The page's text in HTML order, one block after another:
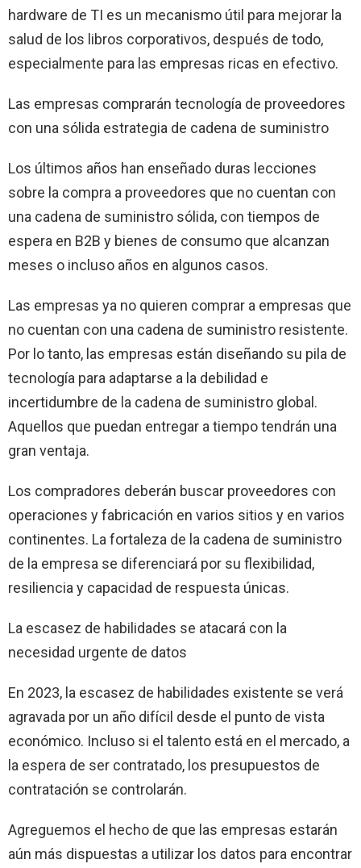
hardware de TI es un mecanismo útil para mejorar la
salud de los libros corporativos, después de todo,
especialmente para las empresas ricas en efectivo.
Las empresas comprarán tecnología de proveedores
con una sólida estrategia de cadena de suministro
Los últimos años han enseñado duras lecciones
sobre la compra a proveedores que no cuentan con
una cadena de suministro sólida, con tiempos de
espera en B2B y bienes de consumo que alcanzan
meses o incluso años en algunos casos.
Las empresas ya no quieren comprar a empresas que
no cuentan con una cadena de suministro resistente.
Por lo tanto, las empresas están diseñando su pila de
tecnología para adaptarse a la debilidad e
incertidumbre de la cadena de suministro global.
Aquellos que puedan entregar a tiempo tendrán una
gran ventaja.
Los compradores deberán buscar proveedores con
operaciones y fabricación en varios sitios y en varios
continentes. La fortaleza de la cadena de suministro
de la empresa se diferenciará por su flexibilidad,
resiliencia y capacidad de respuesta únicas.
La escasez de habilidades se atacará con la
necesidad urgente de datos
En 2023, la escasez de habilidades existente se verá
agravada por un año difícil desde el punto de vista
económico. Incluso si el talento está en el mercado, a
la espera de ser contratado, los presupuestos de
contratación se controlarán.
Agreguemos el hecho de que las empresas estarán
aún más dispuestas a utilizar los datos para encontrar